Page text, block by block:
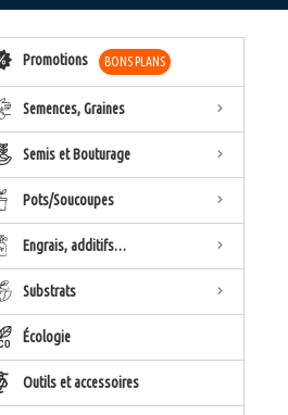
Promotions BONS PLANS
Semences, Graines
Semis et Bouturage
Pots/Soucoupes
Engrais, additifs…
Substrats
Écologie
Outils et accessoires